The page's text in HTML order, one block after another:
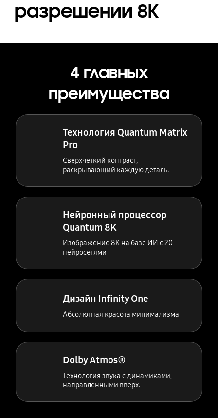
разрешении 8К
4 главных
преимущества
Технология Quantum Matrix
Pro
Сверхчеткий контраст,
раскрывающий каждую деталь.
Нейронный процессор
Quantum 8K
Изображение 8K на базе ИИ с 20
нейросетями
Дизайн Infinity One
Абсолютная красота минимализма
Dolby Atmos®
Технология звука с динамиками,
направленными вверх.